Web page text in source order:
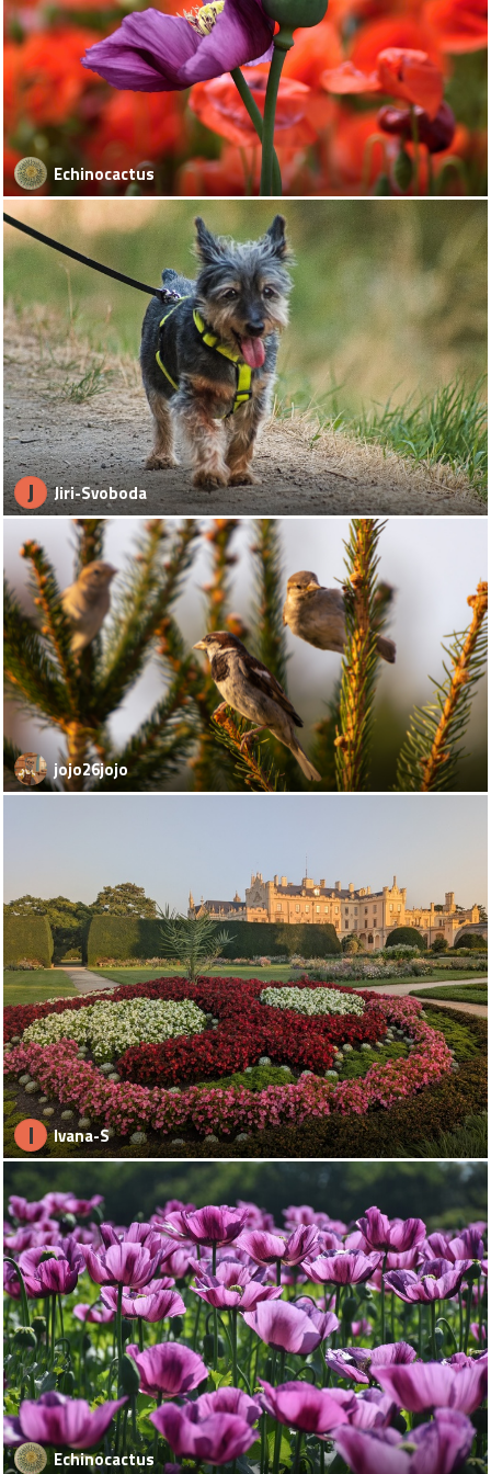
Echinocactus
J Jiri-Svoboda
jojo26jojo
I Ivana-S
Echinocactus